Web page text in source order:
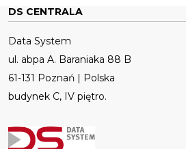
DS CENTRALA
Data System
ul. abpa A. Baraniaka 88 B
61-131 Poznań | Polska
budynek C, IV piętro.